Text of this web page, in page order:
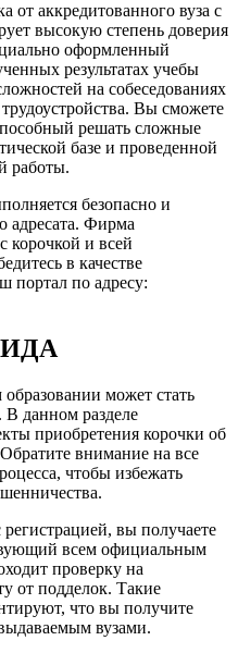
от аккредитованного вуза с
высокую степень доверия
оформленный
результатах учебы
на собеседованиях
Вы сможете
решать сложные
базе и проведенной
работы.
безопасно и
адресата. Фирма
корочкой и всей
в качестве
портал по адресу:
ИДА
может стать
данном разделе
приобретения корочки об
внимание на все
чтобы избежать
вы получаете
всем официальным
проверку на
от подделок. Такие
что вы получите
вузами.